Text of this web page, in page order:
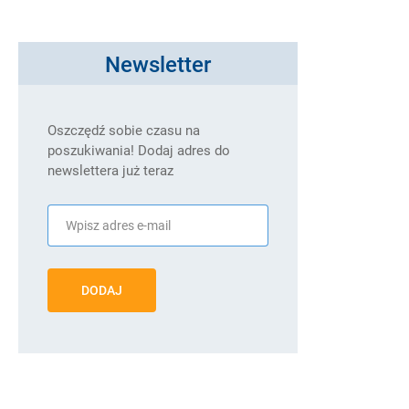
Newsletter
Oszczędź sobie czasu na
poszukiwania! Dodaj adres do
newslettera już teraz
DODAJ